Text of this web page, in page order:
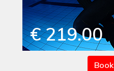
€ 219.00